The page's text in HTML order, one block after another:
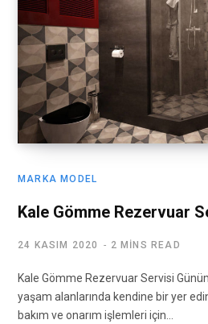
MARKA MODEL
Kale Gömme Rezervuar
24 KASIM 2020 2 MINS READ
Kale Gömme Rezervuar Servisi
yaşam alanlarında kendine bir yer
bakım ve onarım işlemleri için…